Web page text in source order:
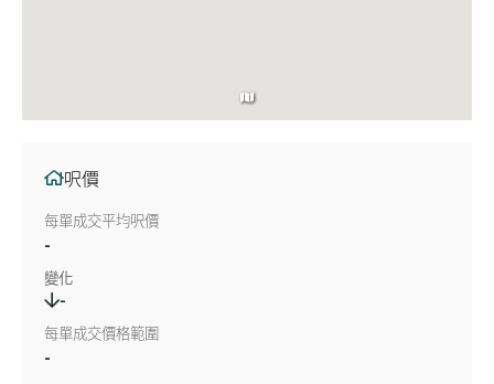
呎價
每單成交平均呎價
-
變化
-
每單成交價格範圍
-